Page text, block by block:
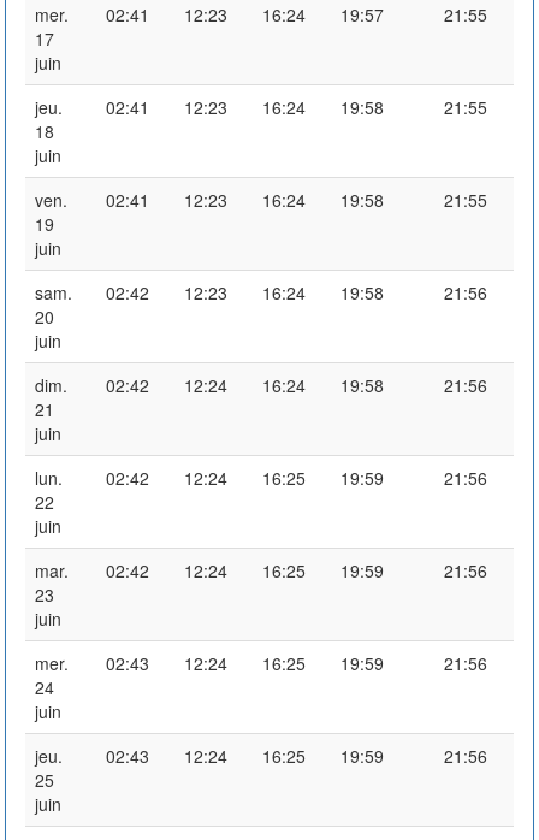
mer.
17
juin
02:41 12:23 16:24 19:57 21:55
jeu.
18
juin
02:41 12:23 16:24 19:58 21:55
ven.
19
juin
02:41 12:23 16:24 19:58 21:55
sam.
20
juin
02:42 12:23 16:24 19:58 21:56
dim.
21
juin
02:42 12:24 16:24 19:58 21:56
lun.
22
juin
02:42 12:24 16:25 19:59 21:56
mar.
23
juin
02:42 12:24 16:25 19:59 21:56
mer.
24
juin
02:43 12:24 16:25 19:59 21:56
jeu.
25
juin
02:43 12:24 16:25 19:59 21:56